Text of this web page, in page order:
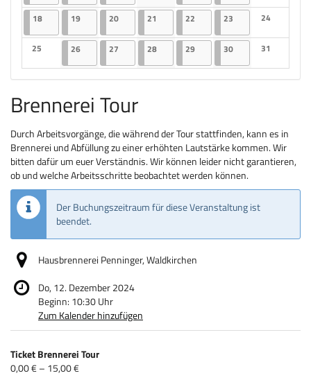
Keine Veranstaltungen Keine
1818.05.2026
2 Veranstaltungen
1919.05.2026
2 Veranstaltungen
2020.05.2026
2 Veranstaltungen
21 21.05.2026
2 Veranstaltungen
22 22.05.2026
2 Veranstaltungen
23 23.05.2026
2 Veranstaltungen
24
Keine
25
Keine Veranstaltungen
2626.05.2026
2 Veranstaltungen
27 27.05.2026
2 Veranstaltungen
2828.05.2026
2 Veranstaltungen
2929.05.2026
2 Veranstaltungen
3030.05.2026
2 Veranstaltungen
31
Keine
Brennerei Tour
Durch Arbeitsvorgänge, die während der Tour stattfinden, kann es in
Brennerei und Abfüllung zu einer erhöhten Lautstärke kommen. Wir
bitten dafür um euer Verständnis. Wir können leider nicht garantieren,
ob und welche Arbeitsschritte beobachtet werden können.
Der Buchungszeitraum für diese Veranstaltung ist
beendet.
Hausbrennerei Penninger, Waldkirchen
Do, 12. Dezember 2024
Beginn: 10:30Uhr
Zum Kalender hinzufügen
Produkte
Unkategorisierte
Ticket Brennerei Tour
von
0,00 € – 15,00 €